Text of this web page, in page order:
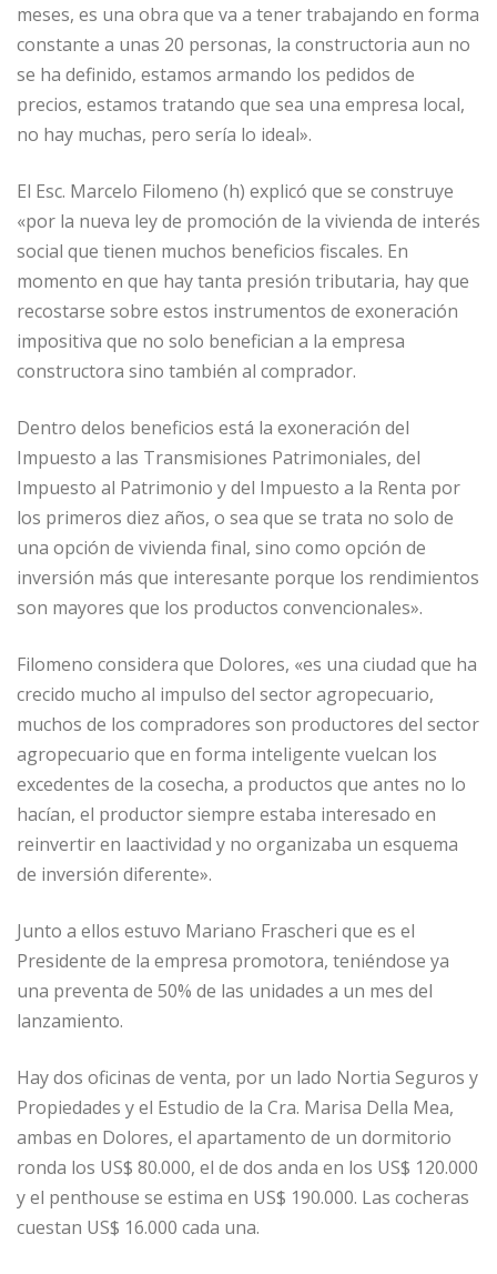
meses, es una obra que va a tener trabajando en forma
constante a unas 20 personas, la constructoria aun no
se ha definido, estamos armando los pedidos de
precios, estamos tratando que sea una empresa local,
no hay muchas, pero sería lo ideal».
El Esc. Marcelo Filomeno (h) explicó que se construye
«por la nueva ley de promoción de la vivienda de interés
social que tienen muchos beneficios fiscales. En
momento en que hay tanta presión tributaria, hay que
recostarse sobre estos instrumentos de exoneración
impositiva que no solo benefician a la empresa
constructora sino también al comprador.
Dentro delos beneficios está la exoneración del
Impuesto a las Transmisiones Patrimoniales, del
Impuesto al Patrimonio y del Impuesto a la Renta por
los primeros diez años, o sea que se trata no solo de
una opción de vivienda final, sino como opción de
inversión más que interesante porque los rendimientos
son mayores que los productos convencionales».
Filomeno considera que Dolores, «es una ciudad que ha
crecido mucho al impulso del sector agropecuario,
muchos de los compradores son productores del sector
agropecuario que en forma inteligente vuelcan los
excedentes de la cosecha, a productos que antes no lo
hacían, el productor siempre estaba interesado en
reinvertir en laactividad y no organizaba un esquema
de inversión diferente».
Junto a ellos estuvo Mariano Frascheri que es el
Presidente de la empresa promotora, teniéndose ya
una preventa de 50% de las unidades a un mes del
lanzamiento.
Hay dos oficinas de venta, por un lado Nortia Seguros y
Propiedades y el Estudio de la Cra. Marisa Della Mea,
ambas en Dolores, el apartamento de un dormitorio
ronda los US$ 80.000, el de dos anda en los US$ 120.000
y el penthouse se estima en US$ 190.000. Las cocheras
cuestan US$ 16.000 cada una.